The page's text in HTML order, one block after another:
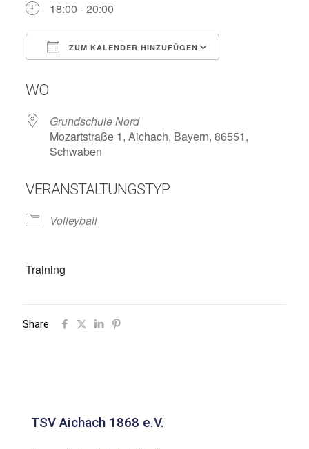
18:00 - 20:00
ZUM KALENDER HINZUFÜGEN
WO
Grundschule Nord
Mozartstraße 1, Aichach, Bayern, 86551,
Schwaben
VERANSTALTUNGSTYP
Volleyball
Training
Share
TSV Aichach 1868 e.V.